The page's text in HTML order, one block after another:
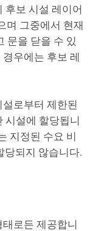
후보 시설 레이어
며 그중에서 현재
문을 닫을 수 있
우에는 후보 레
로부터 제한된
시설에 할당됩니
지정된 수요 비
당되지 않습니다.
로든 제공합니